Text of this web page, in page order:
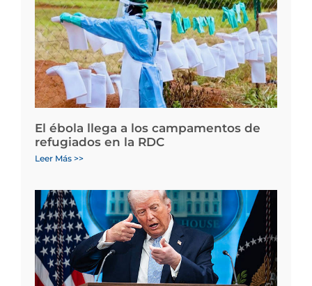
El ébola llega a los campamentos de
refugiados en la RDC
Leer Más >>